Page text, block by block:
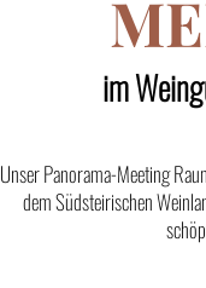
im
Unser Panorama-Meeting
dem Südsteirischen